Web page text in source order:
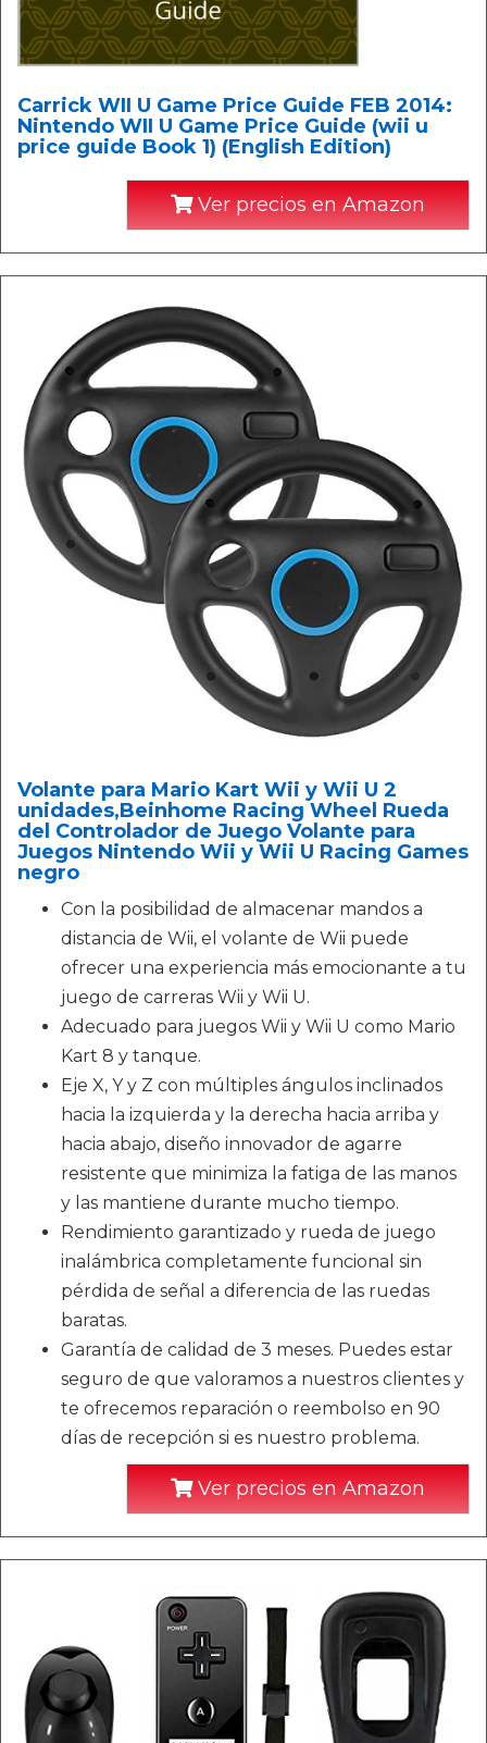
Carrick WII U Game Price Guide FEB 2014:
Nintendo WII U Game Price Guide (wii u
price guide Book 1) (English Edition)
Ver precios en Amazon
Volante para Mario Kart Wii y Wii U 2
unidades,Beinhome Racing Wheel Rueda
del Controlador de Juego Volante para
Juegos Nintendo Wii y Wii U Racing Games
negro
Con la posibilidad de almacenar mandos a
distancia de Wii, el volante de Wii puede
ofrecer una experiencia más emocionante a tu
juego de carreras Wii y Wii U.
Adecuado para juegos Wii y Wii U como Mario
Kart 8 y tanque.
Eje X, Y y Z con múltiples ángulos inclinados
hacia la izquierda y la derecha hacia arriba y
hacia abajo, diseño innovador de agarre
resistente que minimiza la fatiga de las manos
y las mantiene durante mucho tiempo.
Rendimiento garantizado y rueda de juego
inalámbrica completamente funcional sin
pérdida de señal a diferencia de las ruedas
baratas.
Garantía de calidad de 3 meses. Puedes estar
seguro de que valoramos a nuestros clientes y
te ofrecemos reparación o reembolso en 90
días de recepción si es nuestro problema.
Ver precios en Amazon